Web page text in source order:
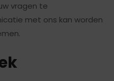
vragen te
met ons kan worden